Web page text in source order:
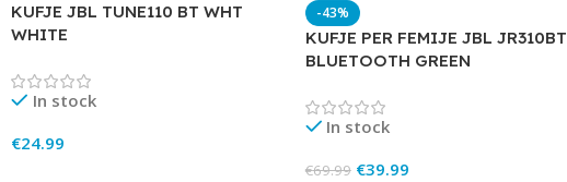
KUFJE JBL TUNE110 BT WHT
WHITE
In stock
€24.99
-43%
KUFJE PER FEMIJE JBL JR310BT
BLUETOOTH GREEN
In stock
€69.99 €39.99